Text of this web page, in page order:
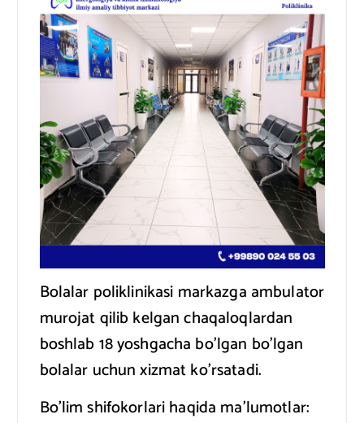
Bolalar poliklinikasi markazga ambulator
murojat qilib kelgan chaqaloqlardan
boshlab 18 yoshgacha bo’lgan bo’lgan
bolalar uchun xizmat ko’rsatadi.
Bo’lim shifokorlari haqida ma’lumotlar: